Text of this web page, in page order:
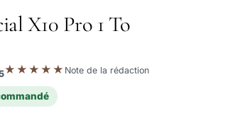
X10 Pro 1 To
★★★★★ Note de la rédaction